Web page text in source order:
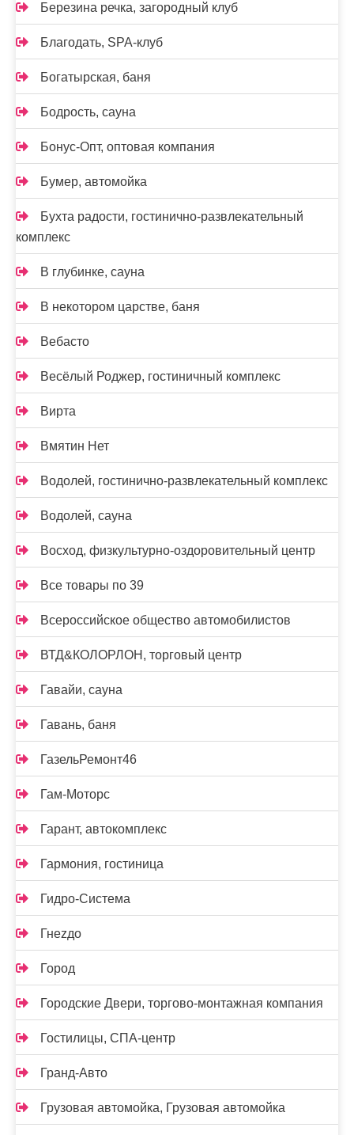
Березина речка, загородный клуб
Благодать, SPA-клуб
Богатырская, баня
Бодрость, сауна
Бонус-Опт, оптовая компания
Бумер, автомойка
Бухта радости, гостинично-развлекательный
комплекс
В глубинке, сауна
В некотором царстве, баня
Вебасто
Весёлый Роджер, гостиничный комплекс
Вирта
Вмятин Нет
Водолей, гостинично-развлекательный комплекс
Водолей, сауна
Восход, физкультурно-оздоровительный центр
Все товары по 39
Всероссийское общество автомобилистов
ВТД&КОЛОРЛОН, торговый центр
Гавайи, сауна
Гавань, баня
ГазельРемонт46
Гам-Моторс
Гарант, автокомплекс
Гармония, гостиница
Гидро-Система
Гнеzдо
Город
Городские Двери, торгово-монтажная компания
Гостилицы, СПА-центр
Гранд-Авто
Грузовая автомойка, Грузовая автомойка